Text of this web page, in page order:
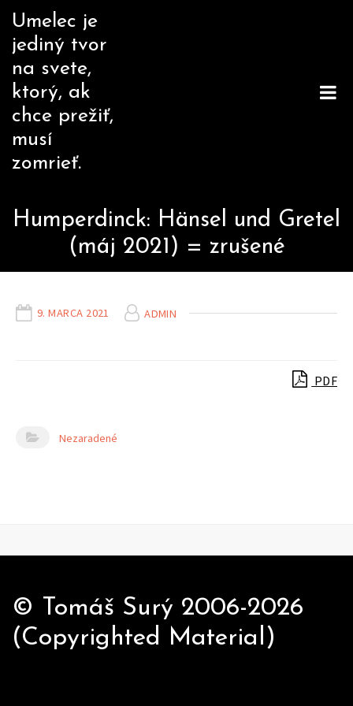
Skip
content
Umelec je
jediný tvor
na svete,
ktorý, ak
chce prežiť,
musí
zomrieť.
Humperdinck: Hänsel und Gretel
(máj 2021) = zrušené
9. MARCA 2021 ADMIN
PDF
Nezaradené
© Tomáš Surý 2006-2026
(Copyrighted Material)